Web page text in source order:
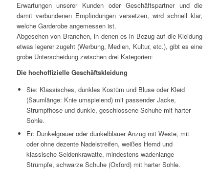
Erwartungen unserer Kunden oder Geschäftspartner und die
damit verbundenen Empfindungen versetzen, wird schnell klar,
welche Garderobe angemessen ist.
Abgesehen von Branchen, in denen es in Bezug auf die Kleidung
etwas legerer zugeht (Werbung, Medien, Kultur, etc.), gibt es eine
grobe Unterscheidung zwischen drei Kategorien:
Die hochoffizielle Geschäftskleidung
Sie: Klassisches, dunkles Kostüm und Bluse oder Kleid
(Saumlänge: Knie umspielend) mit passender Jacke,
Strumpfhose und dunkle, geschlossene Schuhe mit harter
Sohle.
Er: Dunkelgrauer oder dunkelblauer Anzug mit Weste, mit
oder ohne dezente Nadelstreifen, weißes Hemd und
klassische Seidenkrawatte, mindestens wadenlange
Strümpfe, schwarze Schuhe (Oxford) mit harter Sohle.